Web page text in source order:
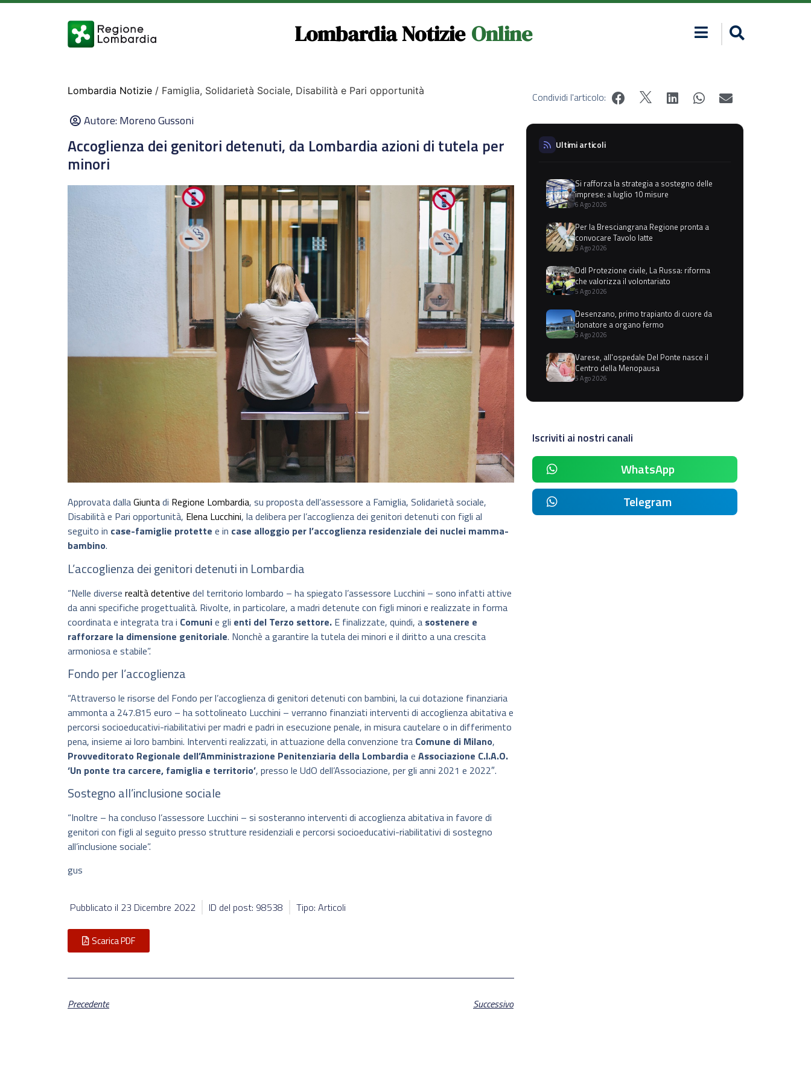
Lombardia Notizie Online
Lombardia Notizie / Famiglia, Solidarietà Sociale, Disabilità e Pari opportunità
Autore:Moreno Gussoni
Accoglienza dei genitori detenuti, da Lombardia azioni di tutela per
minori
Approvata dallaGiuntadi Regione Lombardia, su proposta dell’assessore a Famiglia, Solidarietà sociale,
Disabilità e Pari opportunità, Elena Lucchini, la delibera per l’accoglienza dei genitori detenuti con figli al
seguito in case-famiglie protette e in case alloggio per l’accoglienza residenziale dei nuclei mamma-
bambino.
L’accoglienza dei genitori detenuti in Lombardia
“Nelle diverse realtà detentive del territorio lombardo – ha spiegato l’assessore Lucchini – sono infatti attive
da anni specifiche progettualità. Rivolte, in particolare, a madri detenute con figli minori e realizzate in forma
coordinata e integrata tra i Comunie gli enti del Terzo settore. E finalizzate, quindi, a sostenere e
rafforzare la dimensione genitoriale. Nonchè a garantire la tutela dei minori e il diritto a una crescita
armoniosa e stabile”.
Fondo per l’accoglienza
“Attraverso le risorse del Fondo per l’accoglienza di genitori detenuti con bambini, la cui dotazione finanziaria
ammonta a 247.815 euro – ha sottolineato Lucchini – verranno finanziati interventi di accoglienza abitativa e
percorsi socioeducativi-riabilitativi per madri e padri in esecuzione penale, in misura cautelare o in differimento
pena, insieme ai loro bambini. Interventi realizzati, in attuazione della convenzione tra Comune di Milano,
Provveditorato Regionale dell’Amministrazione Penitenziaria della Lombardia e Associazione C.I.A.O.
‘Un ponte tra carcere, famiglia e territorio’, presso le UdO dell’Associazione, per gli anni 2021 e 2022″.
Sostegno all’inclusione sociale
“Inoltre – ha concluso l’assessore Lucchini – si sosteranno interventi di accoglienza abitativa in favore di
genitori con figli al seguito presso strutture residenziali e percorsi socioeducativi-riabilitativi di sostegno
all’inclusione sociale”.
gus
Pubblicato il 23 Dicembre 2022 ID del post: 98538 Tipo: Articoli
Scarica PDF
Precedente Successivo
Condividi l'articolo:
Ultimi articoli
Si rafforza la strategia a sostegno delle
imprese: a luglio 10 misure
6 Ago 2026
Per la Bresciangrana Regione pronta a
convocare Tavolo latte
5 Ago 2026
Ddl Protezione civile, La Russa: riforma
che valorizza il volontariato
5 Ago 2026
Desenzano, primo trapianto di cuore da
donatore a organo fermo
5 Ago 2026
Varese, all'ospedale Del Ponte nasce il
Centro della Menopausa
5 Ago 2026
Iscriviti ai nostri canali
WhatsApp
Telegram